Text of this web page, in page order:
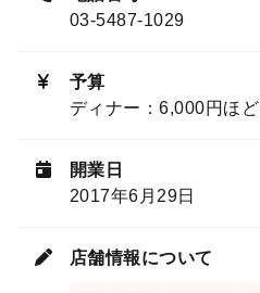
03-5487-1029
予算
ディナー：6,000円ほど
開業日
2017年6月29日
店舗情報について